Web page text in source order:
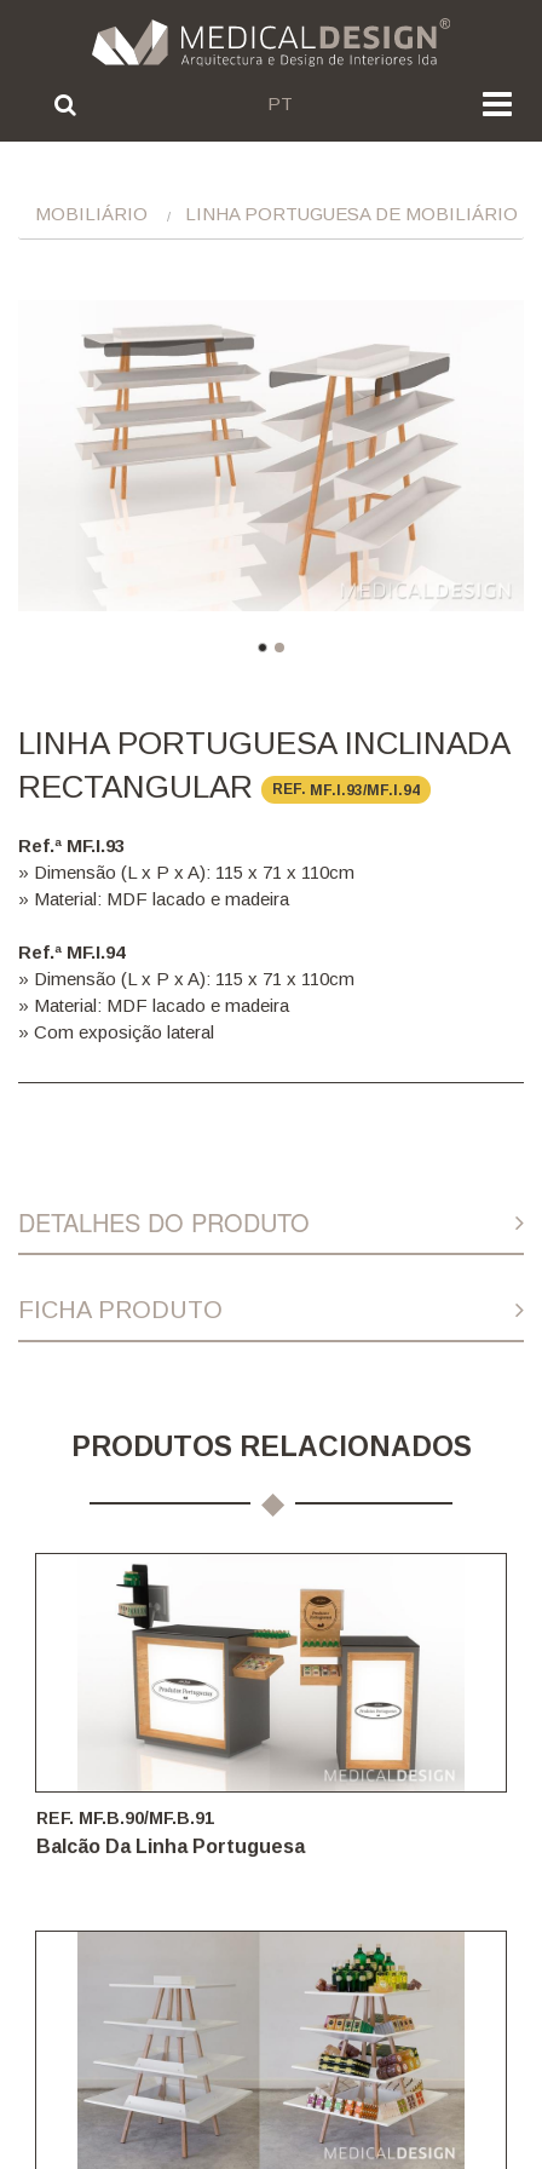
PT
MOBILIÁRIO LINHA PORTUGUESA DE MOBILIÁRIO
LINHA PORTUGUESA INCLINADA
RECTANGULAR
REF. MF.I.93/MF.I.94
Ref.ª MF.I.93
» Dimensão (L x P x A): 115 x 71 x 110cm
» Material: MDF lacado e madeira
Ref.ª MF.I.94
» Dimensão (L x P x A): 115 x 71 x 110cm
» Material: MDF lacado e madeira
» Com exposição lateral
DETALHES DO PRODUTO
FICHA PRODUTO
PRODUTOS RELACIONADOS
REF. MF.B.90/MF.B.91
Balcão Da Linha Portuguesa